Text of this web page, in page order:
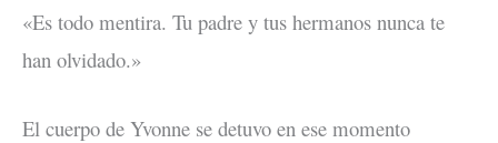
«Es todo mentira. Tu padre y tus hermanos nunca te
han olvidado.»
El cuerpo de Yvonne se detuvo en ese momento